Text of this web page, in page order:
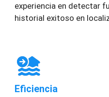
experiencia en detectar
historial exitoso en
Eficiencia